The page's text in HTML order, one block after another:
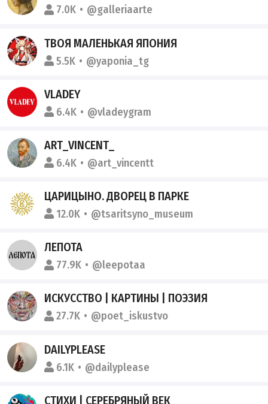
7.0K @galleriaarte
ТВОЯ МАЛЕНЬКАЯ ЯПОНИЯ
5.5K @yaponia_tg
VLADEY
6.4K @vladeygram
ART_VINCENT_
6.4K @art_vincentt
ЦАРИЦЫНО. ДВОРЕЦ В ПАРКЕ
12.0K @tsaritsyno_museum
ЛЕПОТА
77.9K @leepotaa
ИСКУССТВО | КАРТИНЫ | ПОЭЗИЯ
27.7K @poet_iskustvo
DAILYPLEASE
6.1K @dailyplease
СТИХИ | СЕРЕБРЯНЫЙ ВЕК